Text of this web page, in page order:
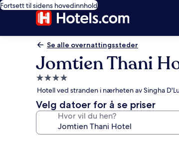
Fortsett til sidens hovedinnhold
Se alle overnattingssteder
Jomtien Thani
Overnattingssted
med
4.0
stjerner
Hotell ved stranden i nærheten av Singha
Velg datoer for å se priser
Hvor vil du hen?